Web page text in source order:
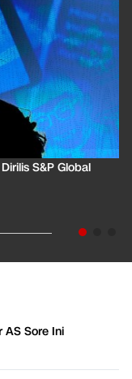
S&P Global
AS Sore Ini